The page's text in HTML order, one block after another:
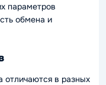
параметров
обмена и
отличаются в разных